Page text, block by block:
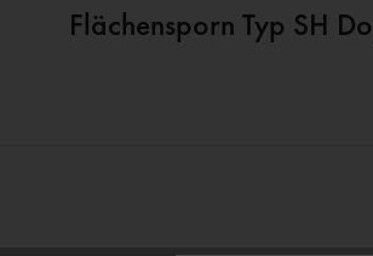
Flächensporn Typ SH